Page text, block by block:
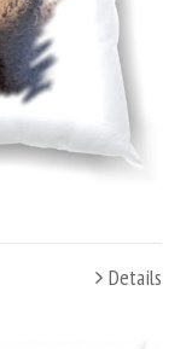
Details